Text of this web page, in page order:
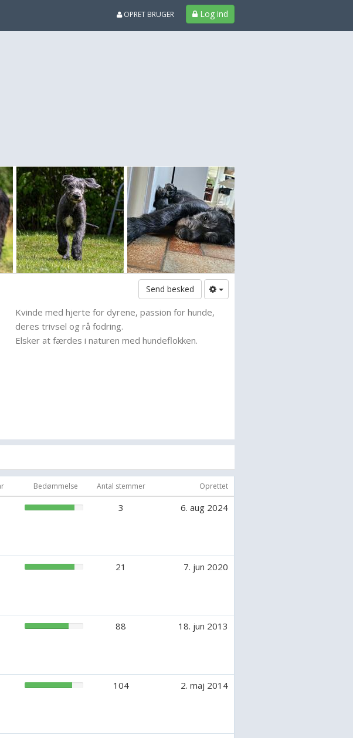
Log ind
OPRET BRUGER
Send besked
Kvinde med hjerte for dyrene, passion for hunde,
deres trivsel og rå fodring.
Elsker at færdes i naturen med hundeflokken.
Bedømmelse Antal stemmer Oprettet
3 6. aug 2024
21 7. jun 2020
88 18. jun 2013
104 2. maj 2014